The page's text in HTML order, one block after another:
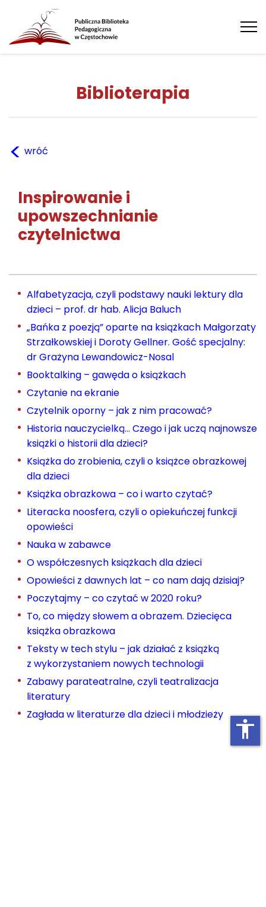
Biblioterapia
< wróć
Inspirowanie i
upowszechnianie
czytelnictwa
Alfabetyzacja, czyli podstawy nauki lektury dla
dzieci – prof. dr hab. Alicja Baluch
„Bańka z poezją” oparte na książkach Małgorzaty
Strzałkowskiej i Doroty Gellner. Gość specjalny:
dr Grażyna Lewandowicz-Nosal
Booktalking – gawęda o książkach
Czytanie na ekranie
Czytelnik oporny – jak z nim pracować?
Historia nauczycielką… Czego i jak uczą najnowsze
książki o historii dla dzieci?
Książka do zrobienia, czyli o książce obrazkowej
dla dzieci
Książka obrazkowa – co i warto czytać?
Literacka noosfera, czyli o opiekuńczej funkcji
opowieści
Nauka w zabawce
O współczesnych książkach dla dzieci
Opowieści z dawnych lat – co nam dają dzisiaj?
Poczytajmy – co czytać w 2020 roku?
To, co między słowem a obrazem. Dziecięca
książka obrazkowa
Teksty w tech stylu – jak działać z książką
z wykorzystaniem nowych technologii
Zabawy parateatralne, czyli teatralizacja
literatury
Zagłada w literaturze dla dzieci i młodzieży
accessibility